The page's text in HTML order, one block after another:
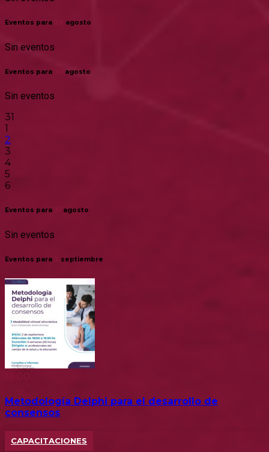
Eventos para agosto
Sin eventos
Eventos para agosto
Sin eventos
31
1
2
3
4
5
6
Eventos para agosto
Sin eventos
Eventos para septiembre
18:00
Metodología Delphi para el desarrollo de
consensos
CAPACITACIONES